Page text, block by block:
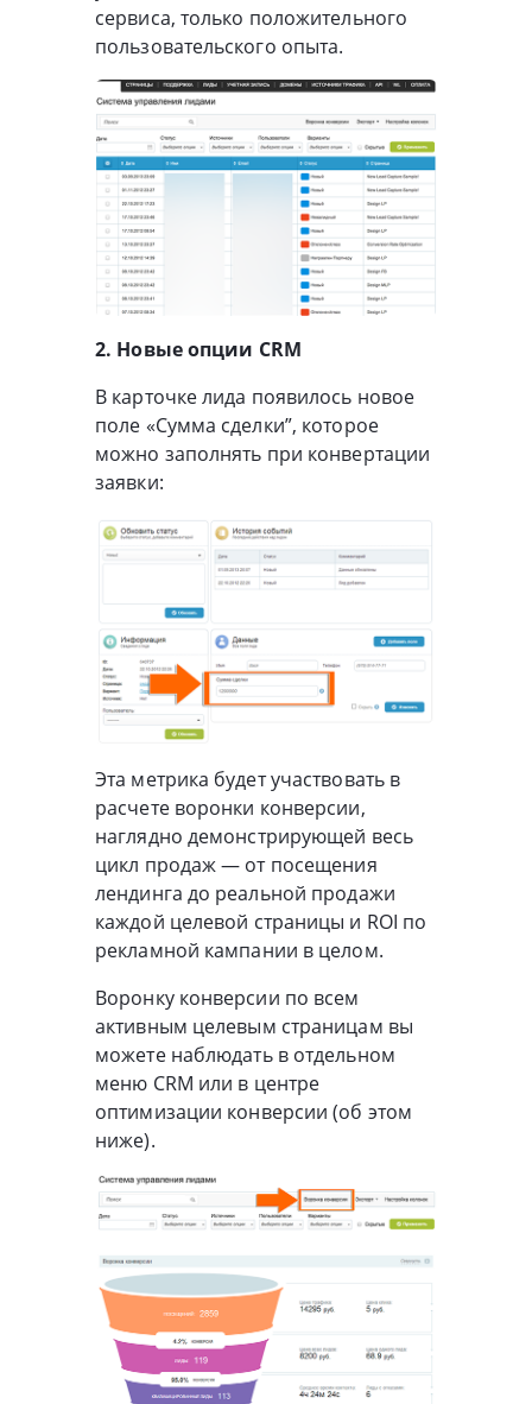
сервиса, только положительного
пользовательского опыта.
2. Новые опции CRM
В карточке лида появилось новое
поле «Сумма сделки”, которое
можно заполнять при конвертации
заявки:
Эта метрика будет участвовать в
расчете воронки конверсии,
наглядно демонстрирующей весь
цикл продаж — от посещения
лендинга до реальной продажи
каждой целевой страницы и ROI по
рекламной кампании в целом.
Воронку конверсии по всем
активным целевым страницам вы
можете наблюдать в отдельном
меню CRM или в центре
оптимизации конверсии (об этом
ниже).